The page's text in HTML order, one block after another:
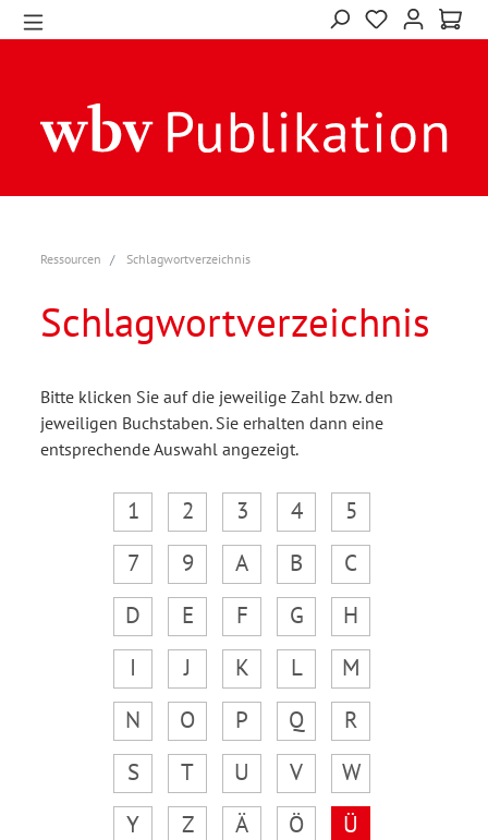
Ressourcen Schlagwortverzeichnis
Schlagwortverzeichnis
Bitte klicken Sie auf die jeweilige Zahl bzw. den
jeweiligen Buchstaben. Sie erhalten dann eine
entsprechende Auswahl angezeigt.
1 2 3 4
5
7
9 A B
C
D
E F G
H
I
J K L
M
N
O P Q
R
S
T U V
W
Y
Z Ä Ö
Ü